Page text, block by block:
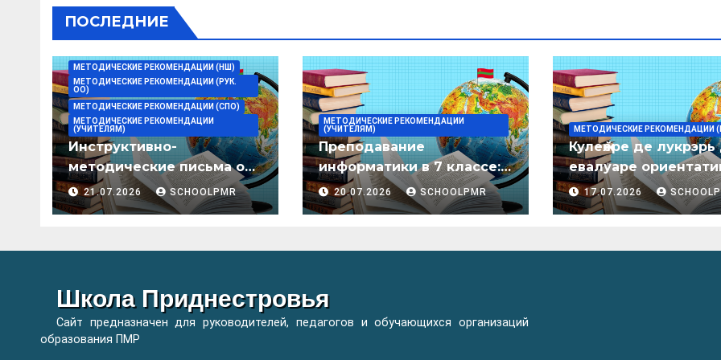
ПОСЛЕДНИЕ
МЕТОДИЧЕСКИЕ РЕКОМЕНДАЦИИ (НШ)
МЕТОДИЧЕСКИЕ РЕКОМЕНДАЦИИ (РУК.
ОО)
МЕТОДИЧЕСКИЕ РЕКОМЕНДАЦИИ (СПО)
МЕТОДИЧЕСКИЕ РЕКОМЕНДАЦИИ
(УЧИТЕЛЯМ)
Инструктивно-
методические письма о
преподавании учебных
предметов/дисциплин в
образования ПМР на
21.07.2026 SCHOOLPMR
МЕТОДИЧЕСКИЕ РЕКОМЕНДАЦИИ
(УЧИТЕЛЯМ)
Преподавание
информатики в 7 классе:
методическое пособие
20.07.2026 SCHOOLPMR
МЕТОДИЧЕСКИЕ РЕКОМЕНДАЦИИ
Кулеӂере де лукрэрь
евалуаре
лимба
пентру елевий
организациилор де
17.07.2026
Школа Приднестровья
Сайт предназначен для руководителей, педагогов и обучающихся организаций
образования ПМР